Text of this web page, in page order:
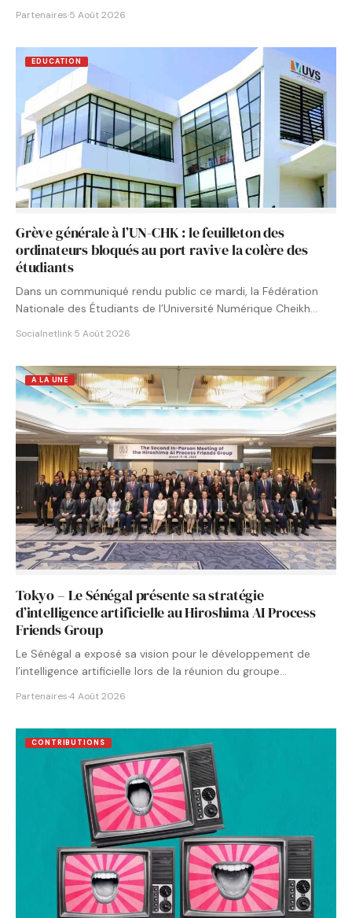
Partenaires·5 Août 2026
EDUCATION
Grève générale à l’UN-CHK : le feuilleton des
ordinateurs bloqués au port ravive la colère des
étudiants
Dans un communiqué rendu public ce mardi, la Fédération
Nationale des Étudiants de l’Université Numérique Cheikh
Socialnetlink·5 Août 2026
A LA UNE
Tokyo – Le Sénégal présente sa stratégie
d’intelligence artificielle au Hiroshima AI Process
Friends Group
Le Sénégal a exposé sa vision pour le développement de
l’intelligence artificielle lors de la réunion du groupe…
Partenaires·4 Août 2026
CONTRIBUTIONS